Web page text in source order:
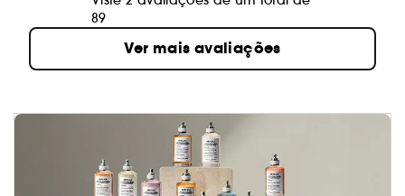
89
Ver mais avaliações